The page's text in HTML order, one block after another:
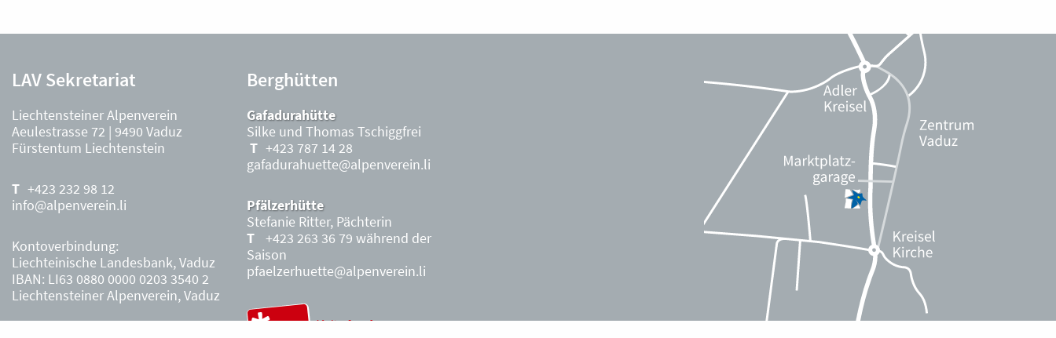
LAV Sekretariat
Liechtensteiner Alpenverein
Aeulestrasse 72 | 9490 Vaduz
Fürstentum Liechtenstein
+423 232 98 12
info@alpenverein.li
Kontoverbindung:
Liechteinische Landesbank, Vaduz
IBAN: LI63 0880 0000 0203 3540 2
Liechtensteiner Alpenverein, Vaduz
Berghütten
Gafadurahütte
Silke und Thomas Tschiggfrei
+423 787 14 28
gafadurahuette@alpenverein.li
Pfälzerhütte
Stefanie Ritter, Pächterin
+423 263 36 79 während der
Saison
pfaelzerhuette@alpenverein.li